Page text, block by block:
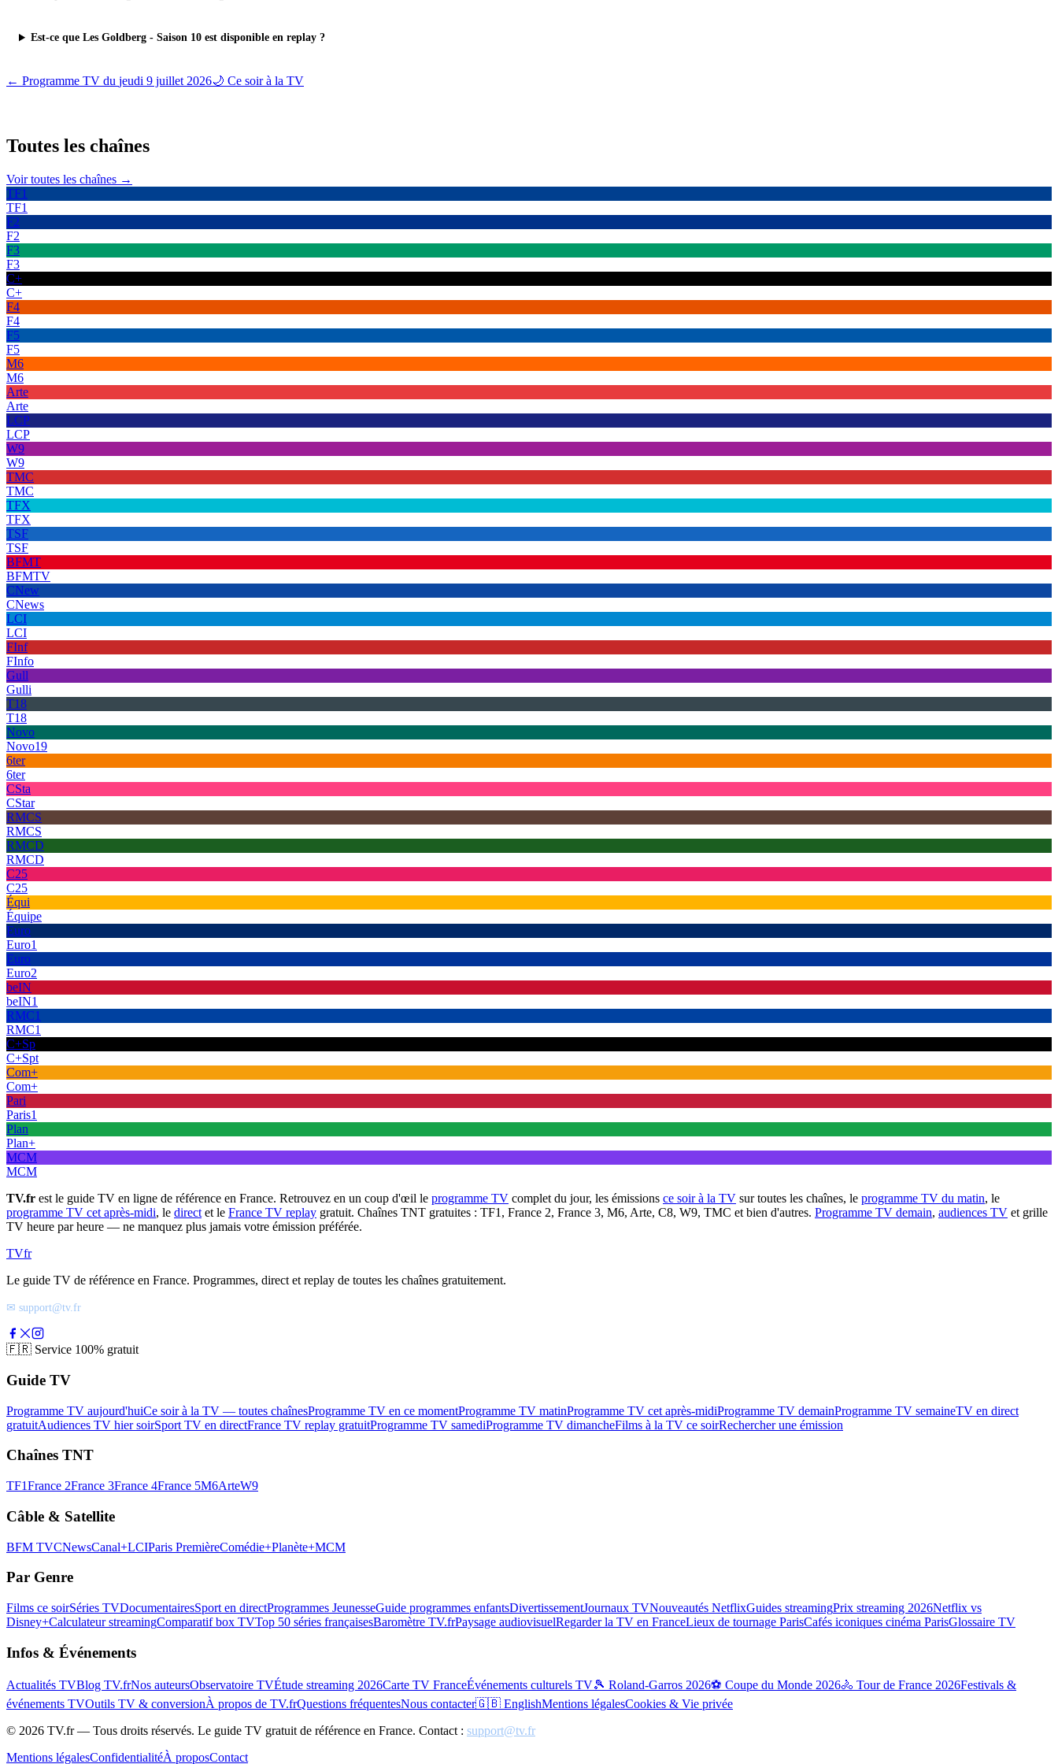
Est-ce que Les Goldberg - Saison 10 est disponible en replay ?
← Programme TV du jeudi 9 juillet 2026🌙 Ce soir à la TV
Toutes les chaînes
Voir toutes les chaînes →
TF1
TF1
F2
F2
F3
F3
C+
C+
F4
F4
F5
F5
M6
M6
Arte
Arte
LCP
LCP
W9
W9
TMC
TMC
TFX
TFX
TSF
TSF
BFMT
BFMTV
CNew
CNews
LCI
LCI
FInf
FInfo
Gull
Gulli
T18
T18
Novo
Novo19
6ter
6ter
CSta
CStar
RMCS
RMCS
RMCD
RMCD
C25
C25
Équi
Équipe
Euro
Euro1
Euro
Euro2
beIN
beIN1
RMC1
RMC1
C+Sp
C+Spt
Com+
Com+
Pari
Paris1
Plan
Plan+
MCM
MCM
TV.fr est le guide TV en ligne de référence en France. Retrouvez en un coup d'œil le programme TV complet du jour, les émissions ce soir à la TV sur toutes les chaînes, le programme TV du matin, le
programme TV cet après-midi, le direct et le France TV replay gratuit. Chaînes TNT gratuites : TF1, France 2, France 3, M6, Arte, C8, W9, TMC et bien d'autres. Programme TV demain, audiences TV et grille
TV heure par heure — ne manquez plus jamais votre émission préférée.
TVfr
Le guide TV de référence en France. Programmes, direct et replay de toutes les chaînes gratuitement.
✉ support@tv.fr
🇫🇷 Service 100% gratuit
Guide TV
Programme TV aujourd'huiCe soir à la TV — toutes chaînesProgramme TV en ce momentProgramme TV matinProgramme TV cet après-midiProgramme TV demainProgramme TV semaineTV en direct
gratuitAudiences TV hier soirSport TV en directFrance TV replay gratuitProgramme TV samediProgramme TV dimancheFilms à la TV ce soirRechercher une émission
Chaînes TNT
TF1France 2France 3France 4France 5M6ArteW9
Câble & Satellite
BFM TVCNewsCanal+LCIParis PremièreComédie+Planète+MCM
Par Genre
Films ce soirSéries TVDocumentairesSport en directProgrammes JeunesseGuide programmes enfantsDivertissementJournaux TVNouveautés NetflixGuides streamingPrix streaming 2026Netflix vs
Disney+Calculateur streamingComparatif box TVTop 50 séries françaisesBaromètre TV.frPaysage audiovisuelRegarder la TV en FranceLieux de tournage ParisCafés iconiques cinéma ParisGlossaire TV
Infos & Événements
Actualités TVBlog TV.frNos auteursObservatoire TVÉtude streaming 2026Carte TV FranceÉvénements culturels TV🎾 Roland-Garros 2026⚽ Coupe du Monde 2026🚴 Tour de France 2026Festivals &
événements TVOutils TV & conversionÀ propos de TV.frQuestions fréquentesNous contacter🇬🇧 EnglishMentions légalesCookies & Vie privée
© 2026 TV.fr — Tous droits réservés. Le guide TV gratuit de référence en France. Contact : support@tv.fr
Mentions légalesConfidentialitéÀ proposContact